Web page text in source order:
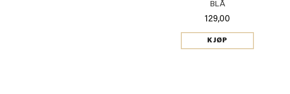
BLÅ
129,00
KJØP